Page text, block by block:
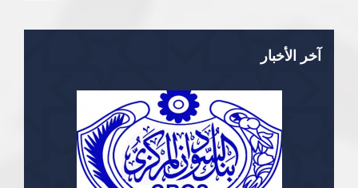
آخر الأخبار